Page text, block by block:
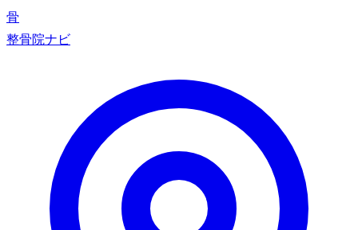
骨
整骨院ナビ